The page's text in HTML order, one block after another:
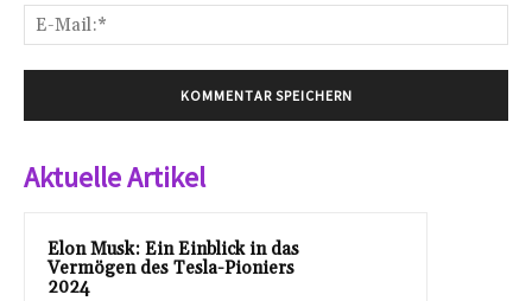
Aktuelle Artikel
Elon Musk: Ein Einblick in das
Vermögen des Tesla-Pioniers
2024